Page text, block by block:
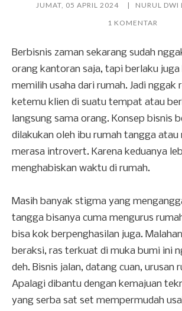
JUMAT, 05 APRIL 2024
NURUL DWI
1 KOMENTAR
Berbisnis zaman sekarang sudah
orang kantoran saja, tapi berlaku juga
memilih usaha dari rumah. Jadi
ketemu klien di suatu tempat atau
langsung sama orang. Konsep bisnis
dilakukan oleh ibu rumah tangga atau
merasa introvert. Karena keduanya
menghabiskan waktu di rumah.
Masih banyak stigma yang
tangga bisanya cuma mengurus
bisa kok berpenghasilan juga.
beraksi, ras terkuat di muka bumi ini
deh. Bisnis jalan, datang cuan, urusan
Apalagi dibantu dengan kemajuan
yang serba sat set mempermudah